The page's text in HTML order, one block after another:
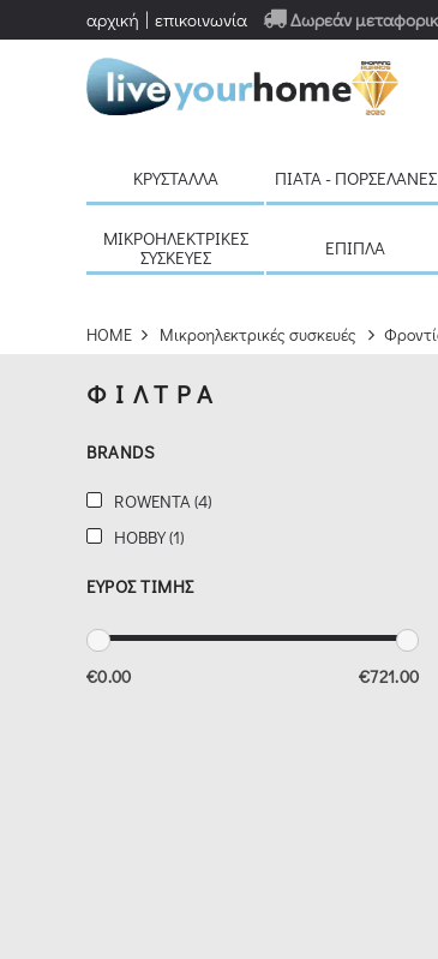
Δωρεάν
αρχική επικοινωνία
ΚΡΎΣΤΑΛΛΑ ΠΙΆΤΑ - ΠΟΡΣΕΛΆΝΕΣ
ΜΙΚΡΟΗΛΕΚΤΡΙΚΈΣ
ΣΥΣΚΕΥΈΣ
ΈΠΙΠΛΑ
HOME Μικροηλεκτρικές συσκευές
ΦΙΛΤΡΑ
BRANDS
ROWENTA (4)
HOBBY (1)
ΕΥΡΟΣ ΤΙΜΗΣ
€0.00 €721.00
ΚΑΘΑΡΙΣΜΟΣ
ΦΙΛΤΡΑ
ΔΕΙΤΕ 5 ΠΡΟΪΟΝΤΑ